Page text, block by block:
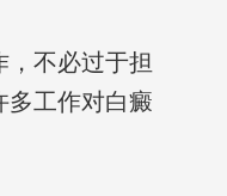
，不必过于担
多工作对白癜